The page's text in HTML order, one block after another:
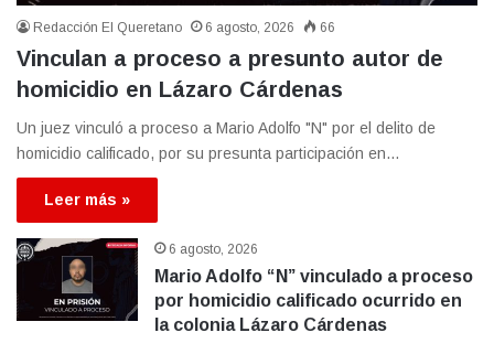
Redacción El Queretano 6 agosto, 2026 66
Vinculan a proceso a presunto autor de
homicidio en Lázaro Cárdenas
Un juez vinculó a proceso a Mario Adolfo "N" por el delito de
homicidio calificado, por su presunta participación en…
Leer más »
6 agosto, 2026
Mario Adolfo “N” vinculado a proceso
por homicidio calificado ocurrido en
la colonia Lázaro Cárdenas